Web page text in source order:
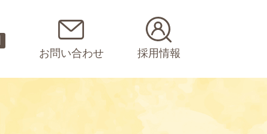
お問い合わせ 採用情報